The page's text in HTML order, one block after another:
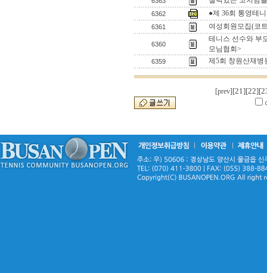
6362 ●제 36회 통영테
6361 여성회원모집(코
6360
테니스 선수와 부
모님협회>
6359 제5회 창원산재병
[prev] [21][22]